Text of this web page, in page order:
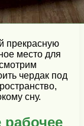
прекрасную
место для
чердак под
сну.